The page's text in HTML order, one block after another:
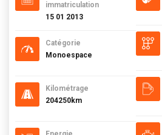
immatriculation
15 01 2013
Catégorie
Monoespace
Kilométrage
204250km